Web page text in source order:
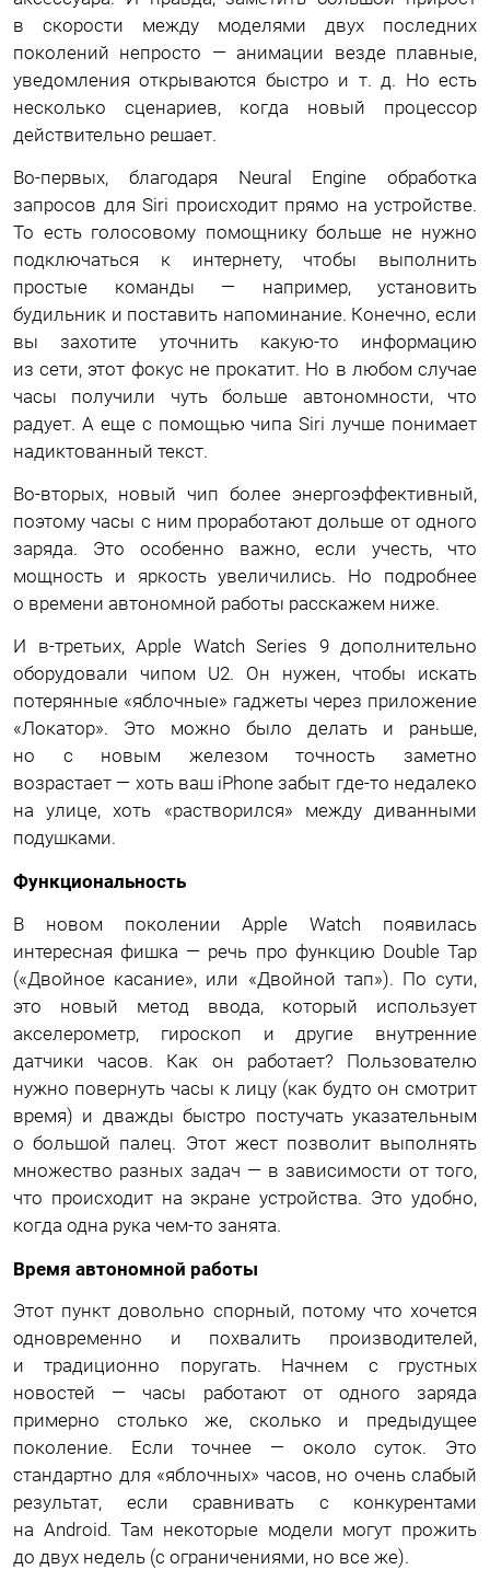
в скорости между моделями двух последних
поколений непросто — анимации везде плавные,
уведомления открываются быстро и т. д. Но есть
несколько сценариев, когда новый процессор
действительно решает.
Во-первых, благодаря Neural Engine обработка
запросов для Siri происходит прямо на устройстве.
То есть голосовому помощнику больше не нужно
подключаться к интернету, чтобы выполнить
простые команды — например, установить
будильник и поставить напоминание. Конечно, если
вы захотите уточнить какую-то информацию
из сети, этот фокус не прокатит. Но в любом случае
часы получили чуть больше автономности, что
радует. А еще с помощью чипа Siri лучше понимает
надиктованный текст.
Во-вторых, новый чип более энергоэффективный,
поэтому часы с ним проработают дольше от одного
заряда. Это особенно важно, если учесть, что
мощность и яркость увеличились. Но подробнее
о времени автономной работы расскажем ниже.
И в-третьих, Apple Watch Series 9 дополнительно
оборудовали чипом U2. Он нужен, чтобы искать
потерянные «яблочные» гаджеты через приложение
«Локатор». Это можно было делать и раньше,
но с новым железом точность заметно
возрастает — хоть ваш iPhone забыт где-то недалеко
на улице, хоть «растворился» между диванными
подушками.
Функциональность
В новом поколении Apple Watch появилась
интересная фишка — речь про функцию Double Tap
(«Двойное касание», или «Двойной тап»). По сути,
это новый метод ввода, который использует
акселерометр, гироскоп и другие внутренние
датчики часов. Как он работает? Пользователю
нужно повернуть часы к лицу (как будто он смотрит
время) и дважды быстро постучать указательным
о большой палец. Этот жест позволит выполнять
множество разных задач — в зависимости от того,
что происходит на экране устройства. Это удобно,
когда одна рука чем-то занята.
Время автономной работы
Этот пункт довольно спорный, потому что хочется
одновременно и похвалить производителей,
и традиционно поругать. Начнем с грустных
новостей — часы работают от одного заряда
примерно столько же, сколько и предыдущее
поколение. Если точнее — около суток. Это
стандартно для «яблочных» часов, но очень слабый
результат, если сравнивать с конкурентами
на Android. Там некоторые модели могут прожить
до двух недель (с ограничениями, но все же).